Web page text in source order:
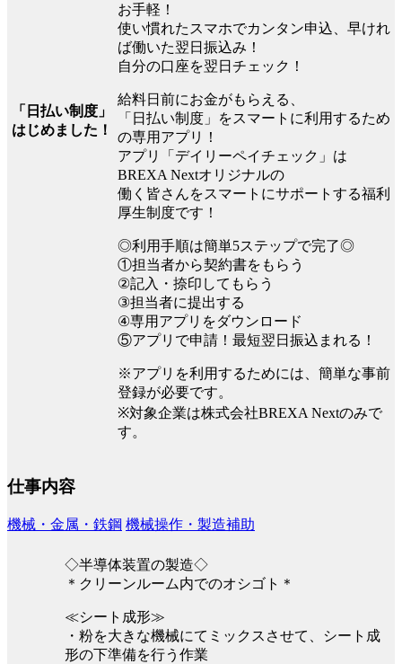
「日払い制度」
はじめました！
お手軽！
使い慣れたスマホでカンタン申込、早けれ
ば働いた翌日振込み！
自分の口座を翌日チェック！
給料日前にお金がもらえる、
「日払い制度」をスマートに利用するため
の専用アプリ！
アプリ「デイリーペイチェック」は
BREXA Nextオリジナルの
働く皆さんをスマートにサポートする福利
厚生制度です！
◎利用手順は簡単5ステップで完了◎
①担当者から契約書をもらう
②記入・捺印してもらう
③担当者に提出する
④専用アプリをダウンロード
⑤アプリで申請！最短翌日振込まれる！
※アプリを利用するためには、簡単な事前
登録が必要です。
※対象企業は株式会社BREXA Nextのみで
す。
仕事内容
機械・金属・鉄鋼 機械操作・製造補助
◇半導体装置の製造◇
＊クリーンルーム内でのオシゴト＊
≪シート成形≫
・粉を大きな機械にてミックスさせて、シート成
形の下準備を行う作業